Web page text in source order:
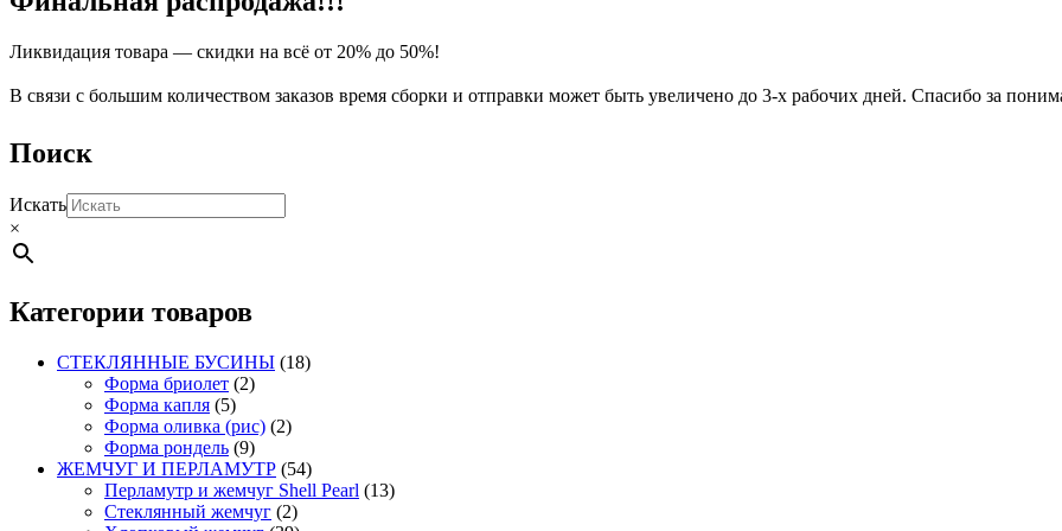
на
товара.
Ликвидация товара — скидки на всё от 20% до 50%!
В связи с большим количеством заказов время сборки и отправки может быть увеличено до 3-х рабочих дней. Спасибо за
Поиск
Искать
×
Категории товаров
СТЕКЛЯННЫЕ БУСИНЫ (18)
Форма бриолет (2)
Форма капля (5)
Форма оливка (рис) (2)
Форма рондель (9)
ЖЕМЧУГ И ПЕРЛАМУТР (54)
Перламутр и жемчуг Shell Pearl (13)
Стеклянный жемчуг (2)